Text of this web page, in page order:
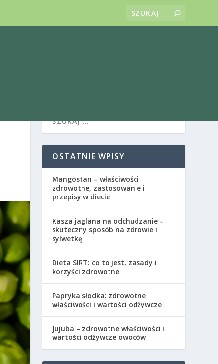
OSTATNIE WPISY
Mangostan – właściwości
zdrowotne, zastosowanie i
przepisy w diecie
Kasza jaglana na odchudzanie –
skuteczny sposób na zdrowie i
sylwetkę
Dieta SIRT: co to jest, zasady i
korzyści zdrowotne
Papryka słodka: zdrowotne
właściwości i wartości odżywcze
Jujuba – zdrowotne właściwości i
wartości odżywcze owoców